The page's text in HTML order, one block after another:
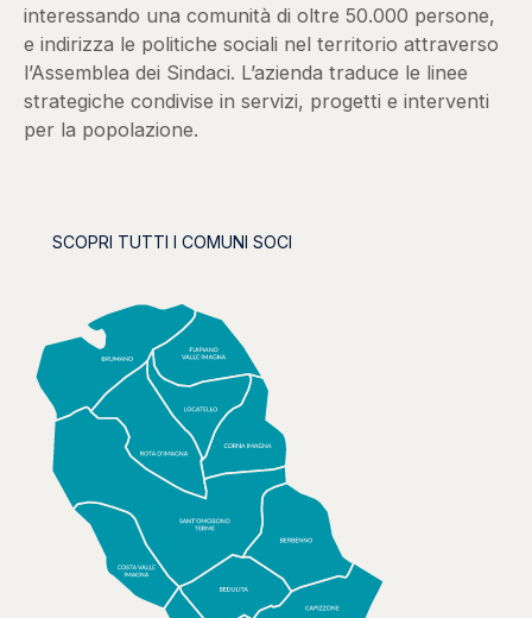
interessando una comunità di oltre 50.000 persone,
e indirizza le politiche sociali nel territorio attraverso
l’Assemblea dei Sindaci. L’azienda traduce le linee
strategiche condivise in servizi, progetti e interventi
per la popolazione.
SCOPRI TUTTI I COMUNI SOCI